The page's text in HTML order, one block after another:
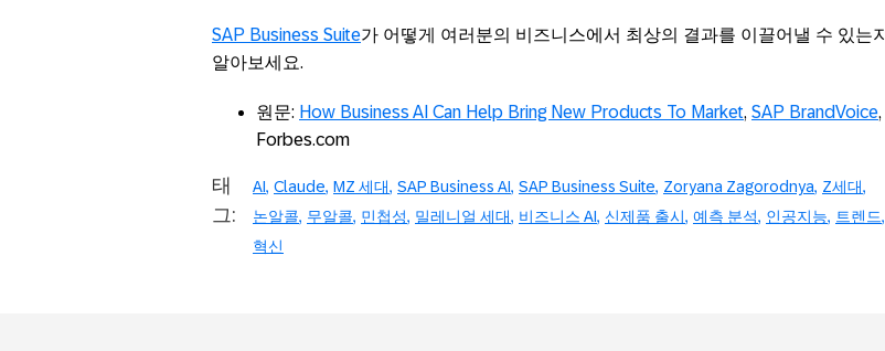
SAP Business Suite가 어떻게 여러분의 비즈니스에서 최상의 결과를 이끌어낼 수 있는지
알아보세요.
원문: How Business AI Can Help Bring New Products To Market, SAP BrandVoice,
Forbes.com
태
그:
AI Claude MZ 세대 SAP Business AI SAP Business Suite Zoryana Zagorodnya Z세대
논알콜 무알콜 민첩성 밀레니얼 세대 비즈니스 AI 신제품 출시 예측 분석 인공지능
트렌드
혁신